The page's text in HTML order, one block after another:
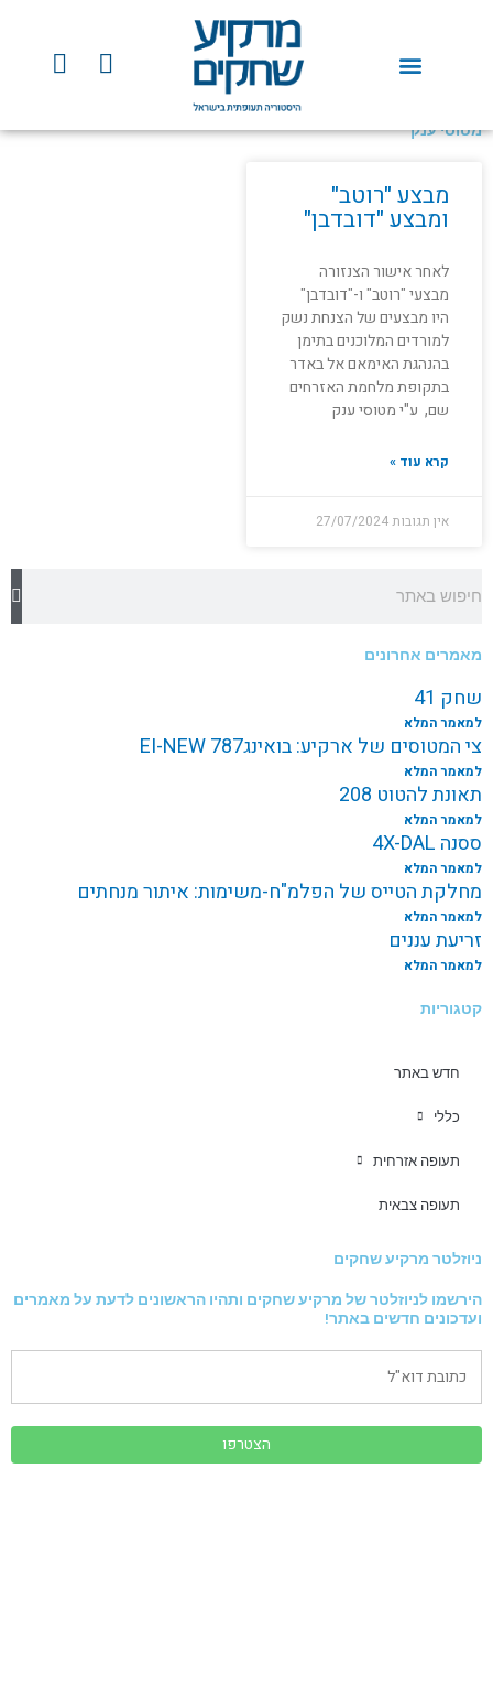
F
a
e
Y
o
t מטוסי ענק
מבצע "רוטב"
ומבצע "דובדבן"
לאחר אישור הצנזורה
מבצעי "רוטב" ו-"דובדבן"
היו מבצעים של הצנחת נשק
למורדים המלוכנים בתימן
בהנהגת האימאם אל באדר
בתקופת מלחמת האזרחים
שם, ע"י מטוסי ענק
קרא עוד »
אין תגובות27/07/2024
מאמרים אחרונים
שחק 41
למאמר המלא
צי המטוסים של ארקיע: בואינג787 EI-NEW
למאמר המלא
תאונת להטוט 208
למאמר המלא
ססנה 4X-DAL
למאמר המלא
מחלקת הטייס של הפלמ"ח-משימות: איתור מנחתים
למאמר המלא
זריעת עננים
למאמר המלא
קטגוריות
חדש באתר
כללי
תעופה אזרחית
תעופה צבאית
ניוזלטר מרקיע שחקים
הירשמו לניוזלטר של מרקיע שחקים ותהיו הראשונים לדעת על מאמרים
ועדכונים חדשים באתר!